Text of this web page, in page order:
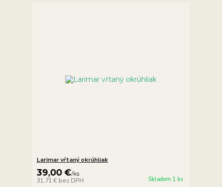
Larimar vŕtaný okrúhliak
39,00 €/ks
31,71 € bez DPH Skladom 1 ks